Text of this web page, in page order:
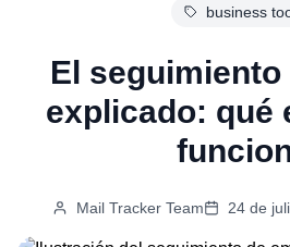
business
El
explicado: qué
Mail Tracker Team 24 de